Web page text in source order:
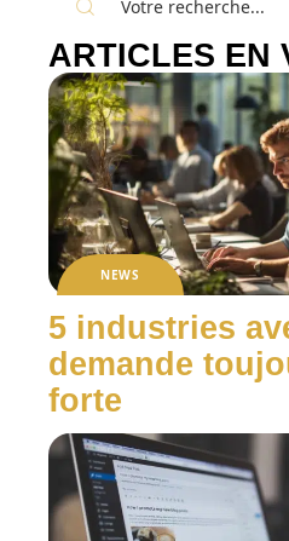
ARTICLES EN
NEWS
5 industries
demande
forte